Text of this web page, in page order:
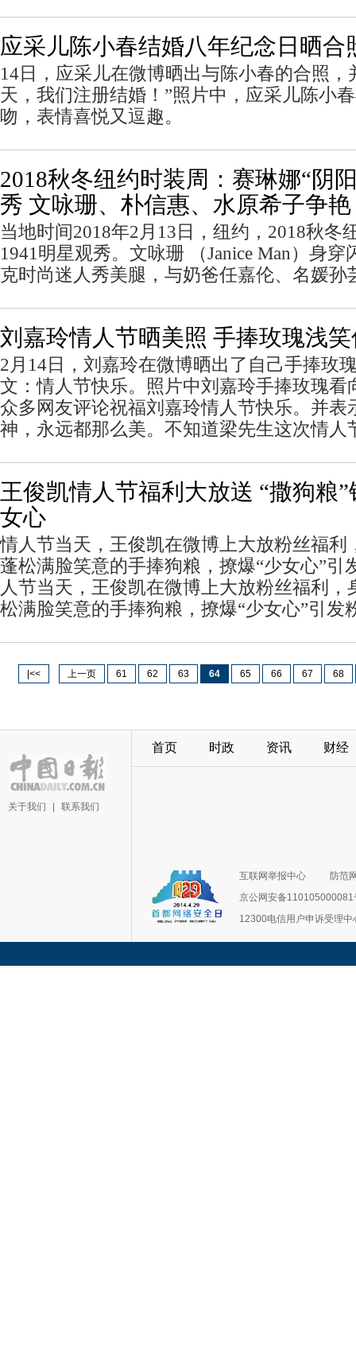
应采儿陈小春结婚八年纪念日晒合
14日，应采儿在微博晒出与陈小春的合照，
天，我们注册结婚！”照片中，应采儿陈小
吻，表情喜悦又逗趣。
2018秋冬纽约时装周：赛琳娜“阴
秀 文咏珊、朴信惠、水原希子争艳
当地时间2018年2月13日，纽约，2018秋冬
1941明星观秀。文咏珊 （Janice Man）身
克时尚迷人秀美腿，与奶爸任嘉伦、名媛孙
刘嘉玲情人节晒美照 手捧玫瑰浅
2月14日，刘嘉玲在微博晒出了自己手捧玫
文：情人节快乐。照片中刘嘉玲手捧玫瑰看
众多网友评论祝福刘嘉玲情人节快乐。并表
神，永远都那么美。不知道梁先生这次情人
王俊凯情人节福利大放送 “撒狗粮
女心
情人节当天，王俊凯在微博上大放粉丝福利
蓬松满脸笑意的手捧狗粮，撩爆“少女心”引
人节当天，王俊凯在微博上大放粉丝福利，
松满脸笑意的手捧狗粮，撩爆“少女心”引发
|<< 上一页 61 62 63 64 65 66 67 68
关于我们 联系我们
首页 时政 资讯 财经
互联网举报中心
防范
京公网安备110105000081
12300电信用户申诉受理中